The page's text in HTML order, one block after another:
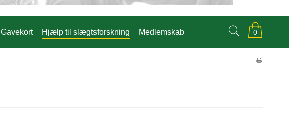
0
Gavekort Hjælp til slægtsforskning Medlemskab